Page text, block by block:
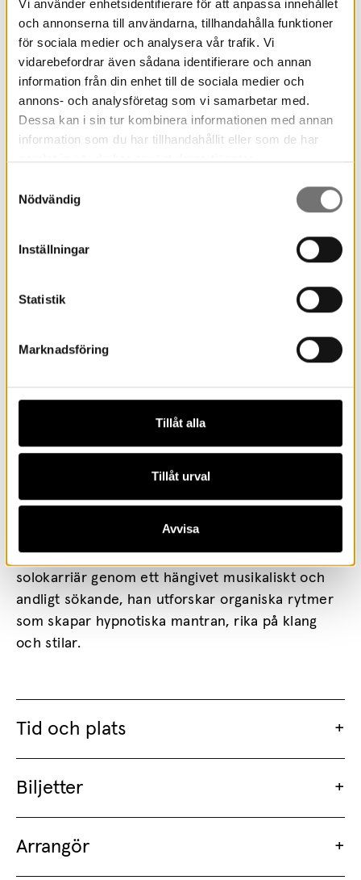
Vi använder enhetsidentifierare för att anpassa innehållet
och annonserna till användarna, tillhandahålla funktioner
för sociala medier och analysera vår trafik. Vi
vidarebefordrar även sådana identifierare och annan
information från din enhet till de sociala medier och
annons- och analysföretag som vi samarbetar med.
Dessa kan i sin tur kombinera informationen med annan
information som du har tillhandahållit eller som de har
samlat in när du har använt deras tjänster.
Nödvändig
Inställningar
Statistik
Marknadsföring
Tillåt alla
Tillåt urval
Avvisa
klarinettist och kompositör, verksam inom jazz,
världsmusik och fri improvisation. Några av
konstellationerna hon komponerar för och driver
är “Mama Chajes Orkestar” och “Erika Lindholm
quartet”.
Santiago Córdoba
som har utvecklat sitt unika sound både i
soloprojekt och i flera framstående band på den
argentinska musikscenen. Han har utvecklat sin
solokarriär genom ett hängivet musikaliskt och
andligt sökande, han utforskar organiska rytmer
som skapar hypnotiska mantran, rika på klang
och stilar.
Tid och plats
Biljetter
Arrangör